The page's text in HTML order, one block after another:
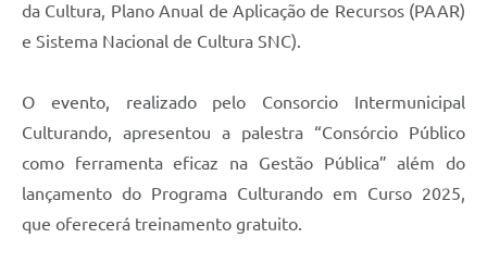
Diário Oficial
Notícias
da Cultura, Plano Anual de Aplicação de Recursos (PAAR)
e Sistema Nacional de Cultura SNC).
O evento, realizado pelo Consorcio Intermunicipal
Culturando, apresentou a palestra “Consórcio Público
como ferramenta eficaz na Gestão Pública” além do
lançamento do Programa Culturando em Curso 2025,
que oferecerá treinamento gratuito.